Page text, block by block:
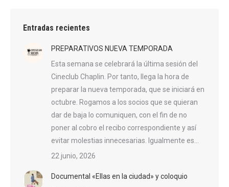
Entradas recientes
PREPARATIVOS NUEVA TEMPORADA
Esta semana se celebrará la última sesión del
Cineclub Chaplin. Por tanto, llega la hora de
preparar la nueva temporada, que se iniciará en
octubre. Rogamos a los socios que se quieran
dar de baja lo comuniquen, con el fin de no
poner al cobro el recibo correspondiente y así
evitar molestias innecesarias. Igualmente es…
22 junio, 2026
Documental «Ellas en la ciudad» y coloquio